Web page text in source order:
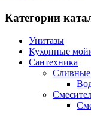
Категории
Унитазы
Кухонные
Сантехника